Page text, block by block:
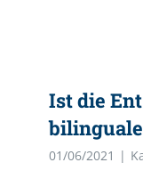
Ist die
01/06/2021 |